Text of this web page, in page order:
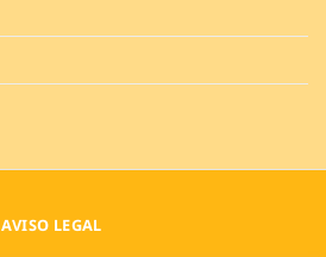
AVISO LEGAL